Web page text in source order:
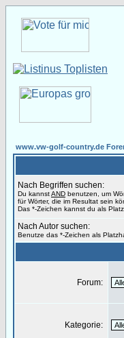
www.vw-golf-country.de
Nach Begriffen suchen:
Du kannstAND benutzen, um
für Wörter, die im Resultat sein
Das *-Zeichen kannst du als
Nach Autor suchen:
Benutze das *-Zeichen als
Forum:
Kategorie: